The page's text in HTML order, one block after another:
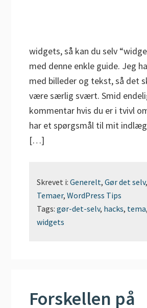
widgets, så kan du selv
med denne enkle guide. Jeg
med billeder og tekst, så det
være særlig svært. Smid
kommentar hvis du er i tvivl
har et spørgsmål til mit
[…]
Skrevet i:Generelt,Gør det selv
Temaer,WordPress Tips
Tags:gør-det-selv, hacks, tema
widgets
Forskellen på